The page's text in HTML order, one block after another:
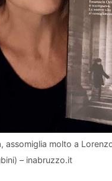
assomiglia molto a
– inabruzzo.it